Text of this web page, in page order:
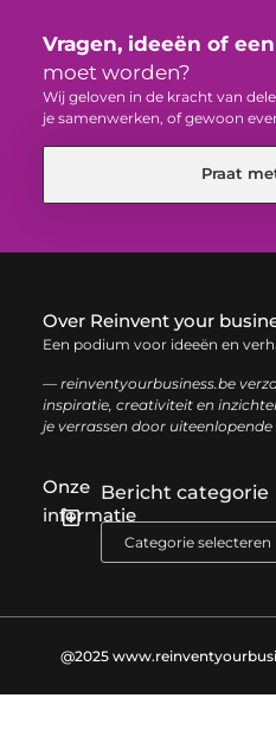
Vragen, ideeën of
moet worden?
Wij geloven in de kracht van
je samenwerken, of gewoon
Praat
Over Reinvent your
Een podium voor ideeën en
— reinventyourbusiness.be
inspiratie, creativiteit en
je verrassen door
Onze
informatie
Bericht categorie
@2025